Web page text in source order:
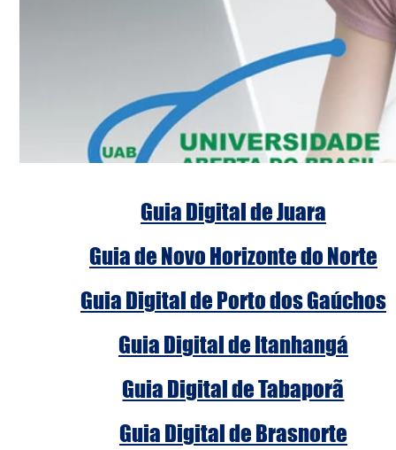
Guia Digital de Juara
Guia de Novo Horizonte do Norte
Guia Digital de Porto dos Gaúchos
Guia Digital de Itanhangá
Guia Digital de Tabaporã
Guia Digital de Brasnorte